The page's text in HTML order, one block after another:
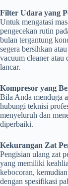
Filter Udara yang
Untuk mengatasi
pengecekan rutin
bulan tergantung
segera bersihkan
vacuum cleaner atau
lancar.
Kompresor yang
Bila Anda menduga
hubungi teknisi
menyeluruh dan
diperbaiki.
Kekurangan Zat
Pengisian ulang zat
yang memiliki
kebocoran,
dengan spesifikasi